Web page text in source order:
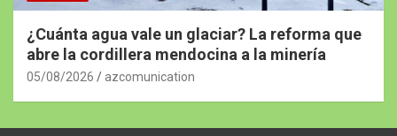
¿Cuánta agua vale un glaciar? La reforma que
abre la cordillera mendocina a la minería
05/08/2026 azcomunication